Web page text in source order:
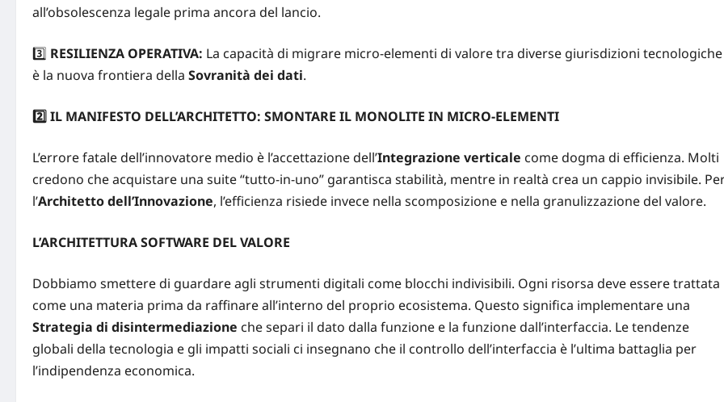
all’obsolescenza legale prima ancora del lancio.
3️⃣ RESILIENZA OPERATIVA: La capacità di migrare micro-elementi di valore tra diverse giurisdizioni tecnologiche
è la nuova frontiera della Sovranità dei dati.
2️⃣ IL MANIFESTO DELL’ARCHITETTO: SMONTARE IL MONOLITE IN MICRO-ELEMENTI
L’errore fatale dell’innovatore medio è l’accettazione dell’Integrazione verticale come dogma di efficienza. Molti
credono che acquistare una suite “tutto-in-uno” garantisca stabilità, mentre in realtà crea un cappio invisibile.
l’Architetto dell’Innovazione, l’efficienza risiede invece nella scomposizione e nella granulizzazione del valore.
L’ARCHITETTURA SOFTWARE DEL VALORE
Dobbiamo smettere di guardare agli strumenti digitali come blocchi indivisibili. Ogni risorsa deve essere trattata
come una materia prima da raffinare all’interno del proprio ecosistema. Questo significa implementare una
Strategia di disintermediazione che separi il dato dalla funzione e la funzione dall’interfaccia. Le tendenze
globali della tecnologia e gli impatti sociali ci insegnano che il controllo dell’interfaccia è l’ultima battaglia per
l’indipendenza economica.